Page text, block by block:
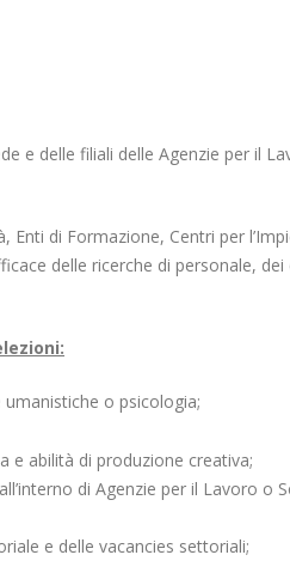
e delle filiali delle Agenzie per il
Enti di Formazione, Centri per
delle ricerche di personale,
o psicologia;
e abilità di produzione creativa;
di Agenzie per il Lavoro o
e delle vacancies settoriali;